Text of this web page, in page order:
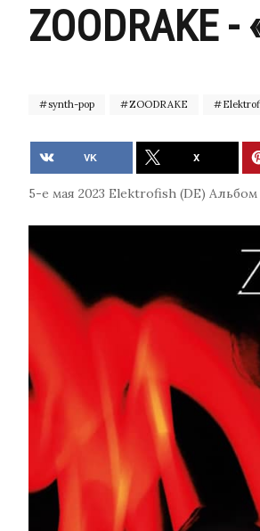
ZOODRAKE
synth-pop ZOODRAKE
VK X
5-е мая 2023 Elektrofish (DE) Альбом